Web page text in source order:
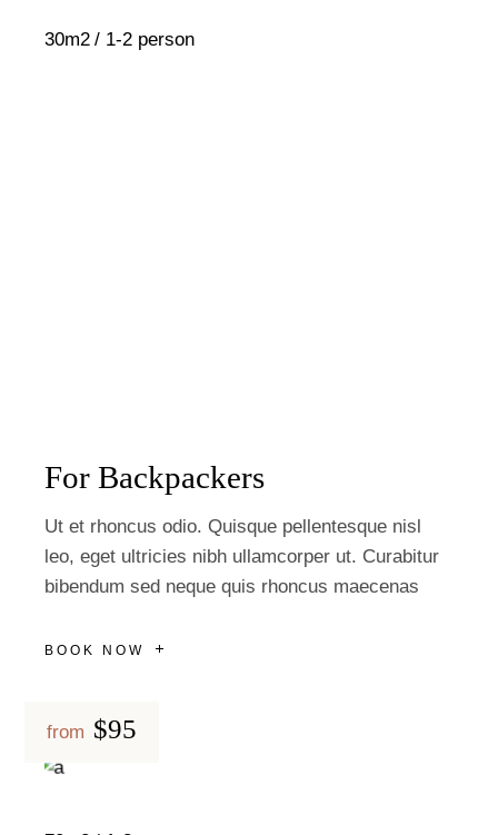
For Backpackers
Ut et rhoncus odio. Quisque pellentesque nisl
leo, eget ultricies nibh ullamcorper ut. Curabitur
bibendum sed neque quis rhoncus maecenas
BOOK NOW
30m2 1-2 person
from $95